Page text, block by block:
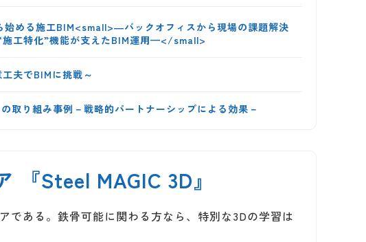
始める施工BIM<small>―バックオフィスから現場の課題解決
施工特化”機能が支えたBIM運用—</small>
夫でBIMに挑戦～
取り組み事例－戦略的パートナーシップによる効果－
『Steel MAGIC 3D』
である。鉄骨可能に関わる方なら、特別な3Dの学習は